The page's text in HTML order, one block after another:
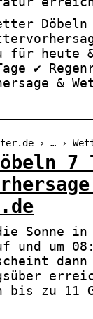
für heute
✔
&
› … ›
7
Sonne in
und um
dann
bis zu 11